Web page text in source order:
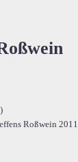
Roßwein 2011